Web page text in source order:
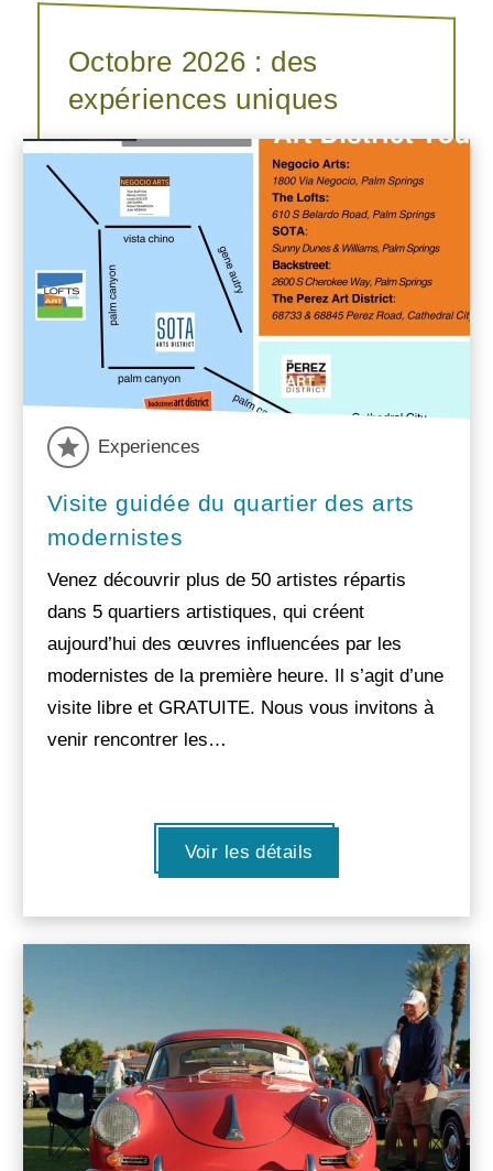
Octobre 2026 : des
expériences uniques
Experiences
Visite guidée du quartier des arts
modernistes
Venez découvrir plus de 50 artistes répartis
dans 5 quartiers artistiques, qui créent
aujourd’hui des œuvres influencées par les
modernistes de la première heure. Il s’agit d’une
visite libre et GRATUITE. Nous vous invitons à
venir rencontrer les…
Voir les détails